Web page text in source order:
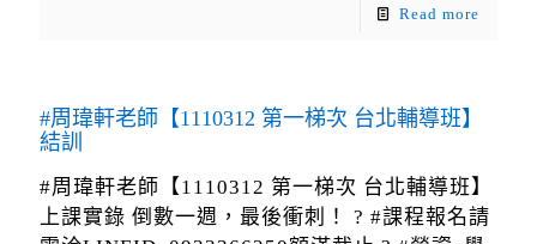
Read more
#周瑋軒老師【1110312 第一梯次 台北輔導班】
結訓
#周瑋軒老師【1110312 第一梯次 台北輔導班】
上課實錄 倒數一週，最後衝刺！ ? #課程報名請